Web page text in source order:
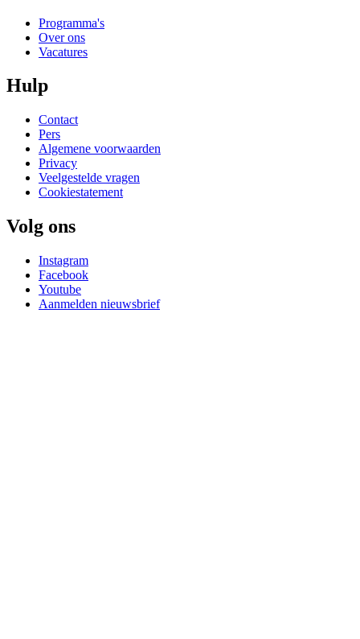
Programma's
Over ons
Vacatures
Hulp
Contact
Pers
Algemene voorwaarden
Privacy
Veelgestelde vragen
Cookiestatement
Volg ons
Instagram
Facebook
Youtube
Aanmelden nieuwsbrief